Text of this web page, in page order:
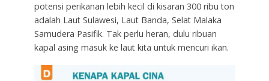
potensi perikanan lebih kecil di kisaran 300 ribu ton
adalah Laut Sulawesi, Laut Banda, Selat Malaka
Samudera Pasifik. Tak perlu heran, dulu ribuan
kapal asing masuk ke laut kita untuk mencuri ikan.